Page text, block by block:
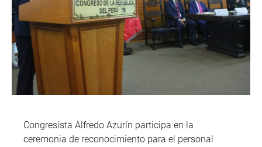
Congresista Alfredo Azurín participa en la
ceremonia de reconocimiento para el personal